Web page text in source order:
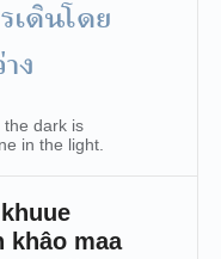
เดินโดย
ง
the dark is
in the light.
khâo maa